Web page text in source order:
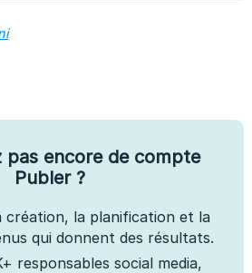
pas encore de compte
Publer ?
création, la planification et la
qui donnent des résultats.
responsables social media,